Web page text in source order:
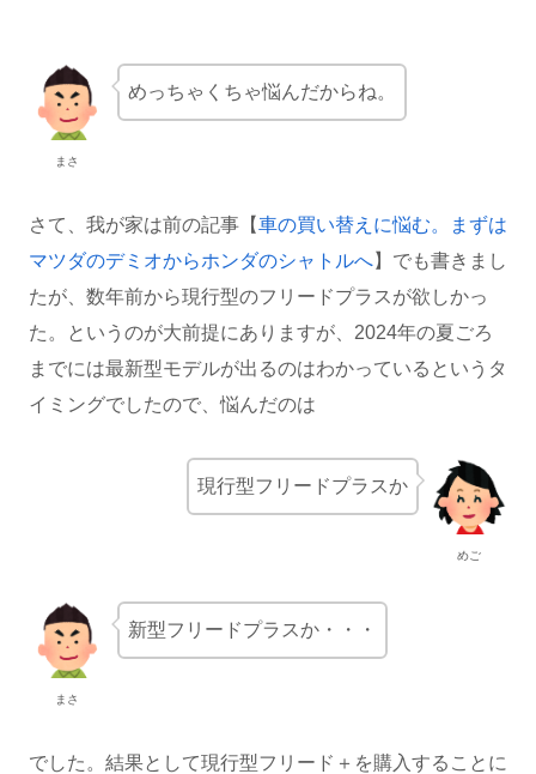
まさ
めっちゃくちゃ悩んだからね。
さて、我が家は前の記事【車の買い替えに悩む。まずは
マツダのデミオからホンダのシャトルへ】でも書きまし
たが、数年前から現行型のフリードプラスが欲しかっ
た。というのが大前提にありますが、2024年の夏ごろ
までには最新型モデルが出るのはわかっているというタ
イミングでしたので、悩んだのは
めご
現行型フリードプラスか
まさ
新型フリードプラスか・・・
でした。結果として現行型フリード＋を購入することに